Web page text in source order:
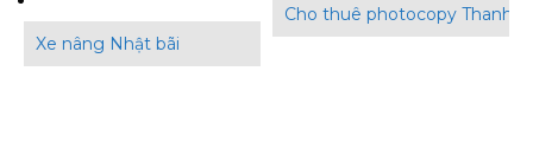
Xe nâng Nhật bãi
Cho thuê photocopy Thanh